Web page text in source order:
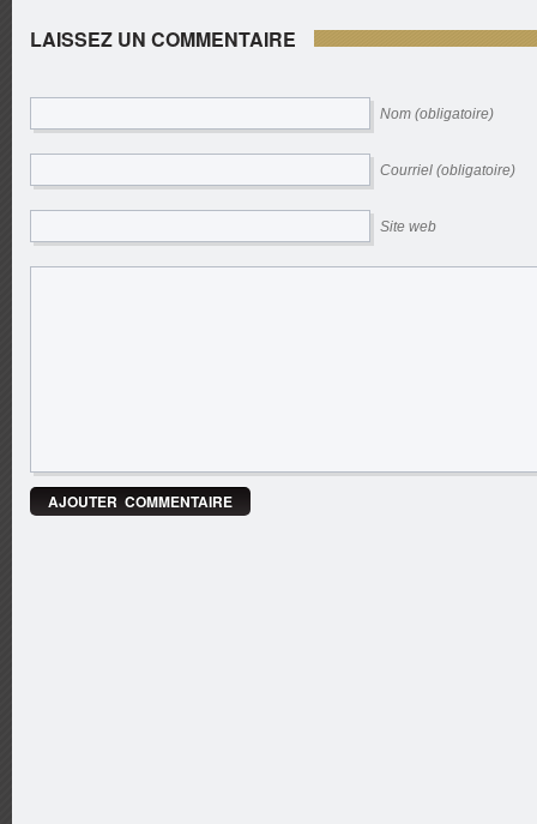
LAISSEZ UN COMMENTAIRE
Nom (obligatoire)
Courriel (obligatoire)
Site web